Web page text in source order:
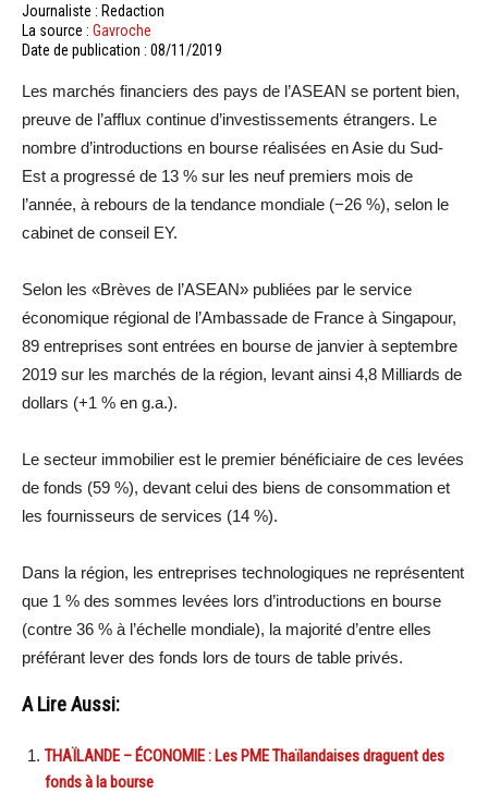
Journaliste : Redaction
La source : Gavroche
Date de publication : 08/11/2019
Les marchés financiers des pays de l’ASEAN se portent bien,
preuve de l’afflux continue d’investissements étrangers. Le
nombre d’introductions en bourse réalisées en Asie du Sud-
Est a progressé de 13 % sur les neuf premiers mois de
l’année, à rebours de la tendance mondiale (−26 %), selon le
cabinet de conseil EY.
Selon les «Brèves de l’ASEAN» publiées par le service
économique régional de l’Ambassade de France à Singapour,
89 entreprises sont entrées en bourse de janvier à septembre
2019 sur les marchés de la région, levant ainsi 4,8 Milliards de
dollars (+1 % en g.a.).
Le secteur immobilier est le premier bénéficiaire de ces levées
de fonds (59 %), devant celui des biens de consommation et
les fournisseurs de services (14 %).
Dans la région, les entreprises technologiques ne représentent
que 1 % des sommes levées lors d’introductions en bourse
(contre 36 % à l’échelle mondiale), la majorité d’entre elles
préférant lever des fonds lors de tours de table privés.
A Lire Aussi:
THAÏLANDE – ÉCONOMIE : Les PME Thaïlandaises draguent des
fonds à la bourse